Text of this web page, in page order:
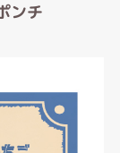
ンチ